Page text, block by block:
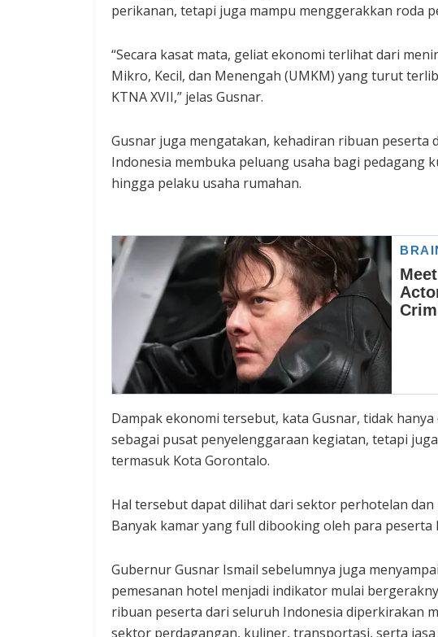
perikanan, tetapi juga mampu menggerakkan roda
“Secara kasat mata, geliat ekonomi terlihat dari
Mikro, Kecil, dan Menengah (UMKM) yang turut
KTNA XVII,” jelas Gusnar.
Gusnar juga mengatakan, kehadiran ribuan peserta
Indonesia membuka peluang usaha bagi pedagang
hingga pelaku usaha rumahan.
Dampak ekonomi tersebut, kata Gusnar, tidak
sebagai pusat penyelenggaraan kegiatan, tetapi
termasuk Kota Gorontalo.
Hal tersebut dapat dilihat dari sektor perhotelan
Banyak kamar yang full dibooking oleh para peserta
Gubernur Gusnar Ismail sebelumnya juga
pemesanan hotel menjadi indikator mulai
ribuan peserta dari seluruh Indonesia diperkirakan
sektor perdagangan, kuliner, transportasi, serta